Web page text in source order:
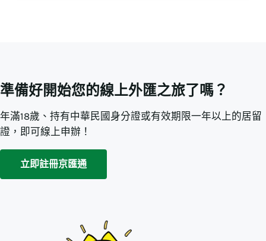
準備好開始您的線上外匯之旅了嗎？
年滿18歲、持有中華民國身分證或有效期限一年以上的居留
證，即可線上申辦！
立即註冊京匯通